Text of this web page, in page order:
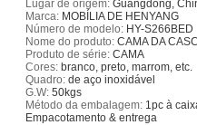
Lugar de origem: Guangdong,
Marca: MOBÍLIA DE HENYANG
Número de modelo: HY-S266BED
Nome do produto: CAMA DA
Produto de série: CAMA
Cores: branco, preto, marrom, etc.
Quadro: de aço inoxidável
G.W: 50kgs
Método da embalagem: 1pc à
Empacotamento & entrega